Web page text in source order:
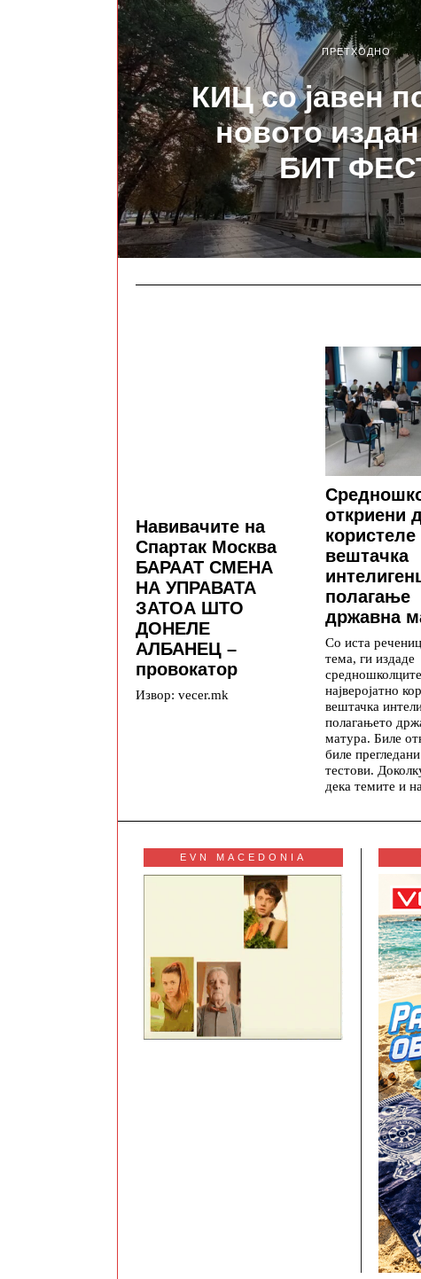
ПРЕТХОДНО
КИЦ со јавен
новото
БИТ
Навивачите на
Спартак Москва
БАРААТ СМЕНА
НА УПРАВАТА
ЗАТОА ШТО
ДОНЕЛЕ
АЛБАНЕЦ –
провокатор
Извор: vecer.mk
откриени
користеле
вештачка
полагање
државна
Со иста
тема, ги издаде
најверојатно
вештачка
полагањето
матура. Биле
биле
тестови.
дека темите и
EVN MACEDONIA